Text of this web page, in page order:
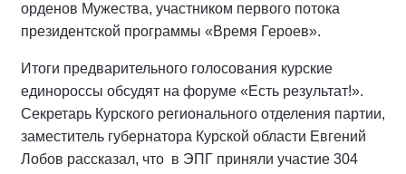
орденов Мужества, участником первого потока
президентской программы «Время Героев».
Итоги предварительного голосования курские
единороссы обсудят на форуме «Есть результат!».
Секретарь Курского регионального отделения партии,
заместитель губернатора Курской области Евгений
Лобов рассказал, что в ЭПГ приняли участие 304